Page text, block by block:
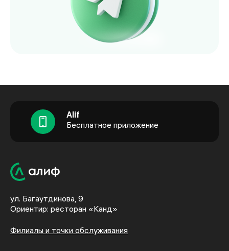
Alif
Бесплатное приложение
ул. Багаутдинова, 9
Ориентир: ресторан «Канд»
Филиалы и точки обслуживания